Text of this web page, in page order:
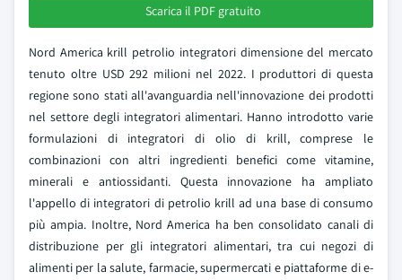
Scarica il PDF gratuito
Nord America krill petrolio integratori dimensione del mercato
tenuto oltre USD 292 milioni nel 2022. I produttori di questa
regione sono stati all'avanguardia nell'innovazione dei prodotti
nel settore degli integratori alimentari. Hanno introdotto varie
formulazioni di integratori di olio di krill, comprese le
combinazioni con altri ingredienti benefici come vitamine,
minerali e antiossidanti. Questa innovazione ha ampliato
l'appello di integratori di petrolio krill ad una base di consumo
più ampia. Inoltre, Nord America ha ben consolidato canali di
distribuzione per gli integratori alimentari, tra cui negozi di
alimenti per la salute, farmacie, supermercati e piattaforme di e-